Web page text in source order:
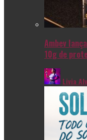
Ambev
10g de
Livia